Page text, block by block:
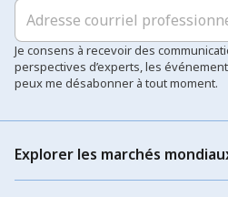
Je consens à recevoir des
perspectives d’experts, les
peux me désabonner à tout moment.
Explorer les marchés